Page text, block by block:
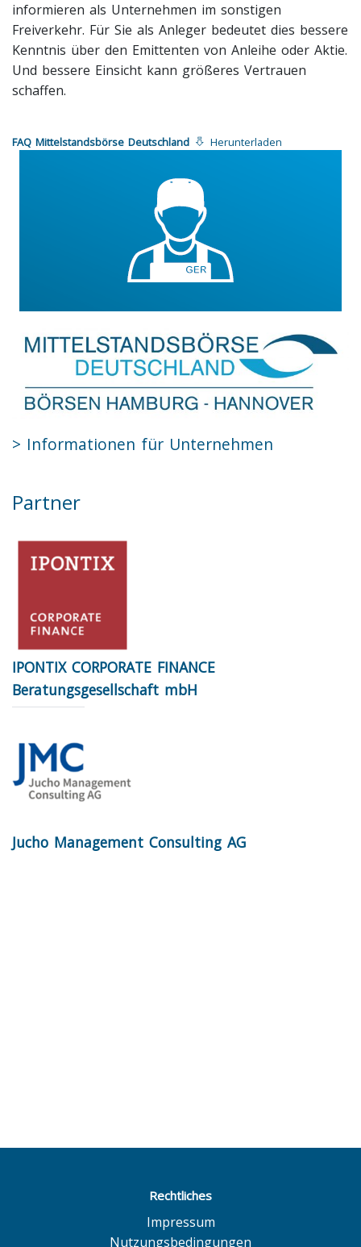
informieren als Unternehmen im sonstigen
Freiverkehr. Für Sie als Anleger bedeutet dies bessere
Kenntnis über den Emittenten von Anleihe oder Aktie.
Und bessere Einsicht kann größeres Vertrauen
schaffen.
FAQ Mittelstandsbörse Deutschland Herunterladen
> Informationen für Unternehmen
Partner
IPONTIX CORPORATE FINANCE
Beratungsgesellschaft mbH
Jucho Management Consulting AG
Rechtliches
Impressum
Nutzungsbedingungen